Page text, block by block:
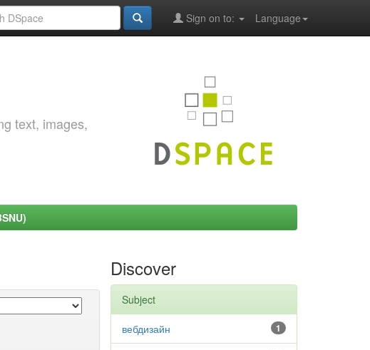
Language
Sign on to:
text, images,
Discover
Subject
1
вебдизайн